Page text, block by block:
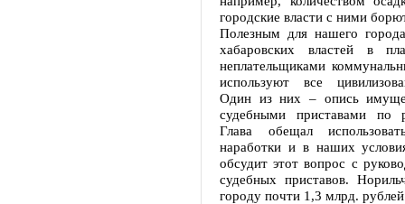
городские власти с ними
Полезным для нашего
хабаровских властей в
неплательщиками
используют все
Один из них – опись
судебными приставами по
Глава обещал
наработки и в наших
обсудит этот вопрос с
судебных приставов.
городу почти 1,3 млрд.